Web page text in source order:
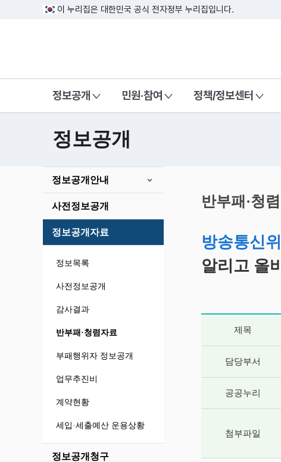
이 누리집은 대한민국 공식 전자정부 누리집입니다.
정보공개 민원·참여 정책/정보센터
정보공개
정보공개안내
사전정보공개
정보공개자료
정보목록
사전정보공개
감사결과
반부패·청렴자료
부패행위자 정보공개
업무추진비
계약현황
세입·세출예산 운용상황
정보공개청구
시
작
반부패·청
방송통신
알리고 올
제목
담당부서
공공누리
첨부파일